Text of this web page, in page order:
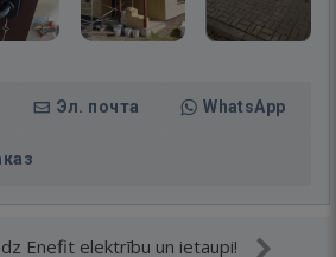
Эл. почта WhatsApp
Enefit elektrību un ietaupi!